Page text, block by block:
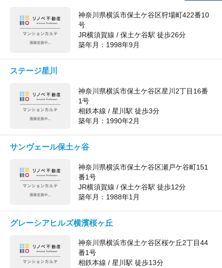
神奈川県横浜市保土ケ谷区狩場町422番10
号
JR横須賀線 / 保土ケ谷駅 徒歩26分
築年月： 1998年9月
ステージ星川
神奈川県横浜市保土ケ谷区星川2丁目16番
1号
相鉄本線 / 星川駅 徒歩3分
築年月： 1990年2月
サンヴェール保土ヶ谷
神奈川県横浜市保土ケ谷区瀬戸ケ谷町151
番1号
JR横須賀線 / 保土ケ谷駅 徒歩12分
築年月： 1988年1月
グレーシアヒルズ横濱桜ヶ丘
神奈川県横浜市保土ケ谷区桜ケ丘2丁目44
番1号
相鉄本線 / 星川駅 徒歩13分